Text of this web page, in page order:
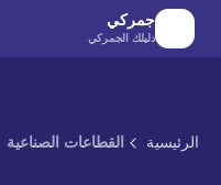
الانتقال إلى المحتوى الرئيسي
جمركي
دليلك الجمركي
الرئيسية القطاعات الصناعية